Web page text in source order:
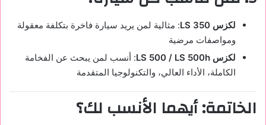
لكزس LS 350
: مثالية لمن يريد سيارة فاخرة بتكلفة معقولة
ومواصفات مرضية
لكزس LS 500 / LS 500h
: أنسب لمن يبحث عن الفخامة
الكاملة، الأداء العالي، والتكنولوجيا المتقدمة
الخاتمة: أيهما الأنسب لك؟